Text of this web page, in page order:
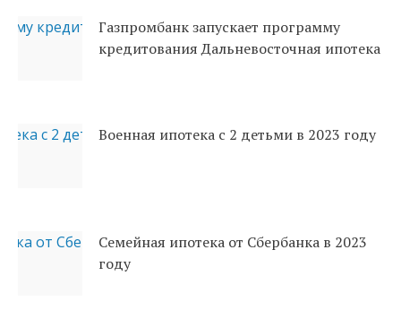
Газпромбанк запускает программу
кредитования Дальневосточная ипотека
Военная ипотека с 2 детьми в 2023 году
Семейная ипотека от Сбербанка в 2023
году